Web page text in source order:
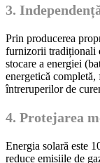
3.
Prin producerea
furnizorii tradiționali
stocare a energiei
energetică
întreruperilor de
4. Protejarea
Energia solară este
reduce emisiile de